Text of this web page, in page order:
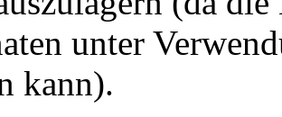
unter
kann).